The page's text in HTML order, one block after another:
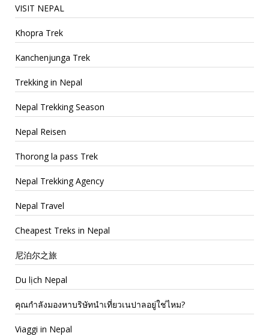
VISIT NEPAL
Khopra Trek
Kanchenjunga Trek
Trekking in Nepal
Nepal Trekking Season
Nepal Reisen
Thorong la pass Trek
Nepal Trekking Agency
Nepal Travel
Cheapest Treks in Nepal
尼泊尔之旅
Du lịch Nepal
คุณกำลังมองหาบริษัทนำเที่ยวเนปาลอยู่ใช่ไหม?
Viaggi in Nepal